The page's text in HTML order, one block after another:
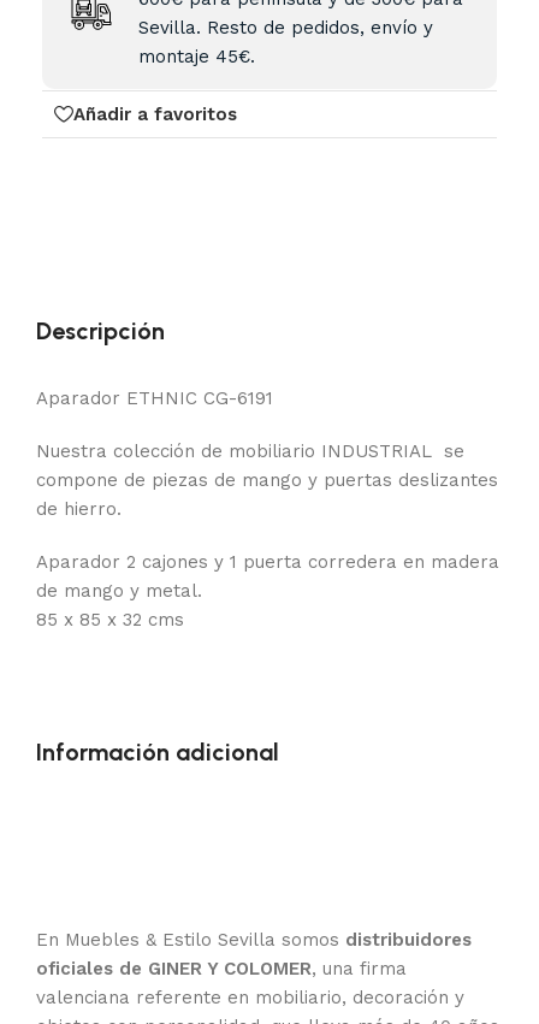
Sevilla. Resto de pedidos, envío y
montaje 45€.
Añadir a favoritos
Descripción
Aparador ETHNIC CG-6191
Nuestra colección de mobiliario INDUSTRIAL se
compone de piezas de mango y puertas deslizantes
de hierro.
Aparador 2 cajones y 1 puerta corredera en madera
de mango y metal.
85 x 85 x 32 cms
Información adicional
En Muebles & Estilo Sevilla somos distribuidores
oficiales de GINER Y COLOMER, una firma
valenciana referente en mobiliario, decoración y